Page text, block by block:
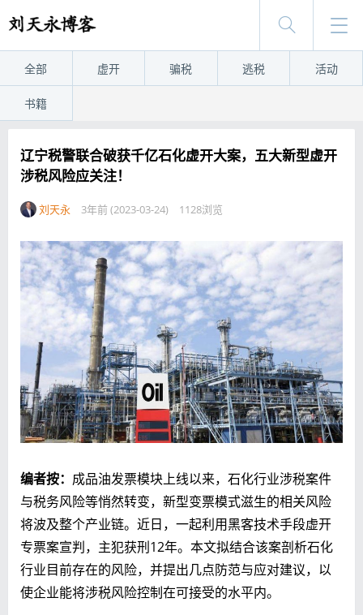
全部 虚开 骗税 逃税 活动
书籍
辽宁税警联合破获千亿石化虚开大案，五大新型虚开
涉税风险应关注！
刘天永 3年前 (2023-03-24) 1128浏览
编者按： 成品油发票模块上线以来，石化行业涉税案件
与税务风险等悄然转变，新型变票模式滋生的相关风险
将波及整个产业链。近日，一起利用黑客技术手段虚开
专票案宣判，主犯获刑12年。本文拟结合该案剖析石化
行业目前存在的风险，并提出几点防范与应对建议，以
使企业能将涉税风险控制在可接受的水平内。